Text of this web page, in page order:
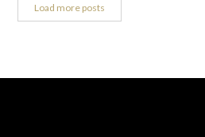
Load more posts